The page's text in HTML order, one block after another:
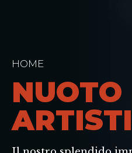
HOME
NUOTO